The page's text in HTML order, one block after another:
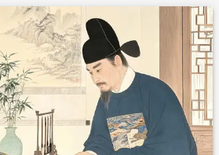
丝履的教训
门的警醒
大器